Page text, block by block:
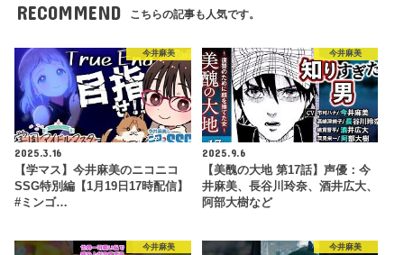
RECOMMEND こちらの記事も人気です。
今井麻美
2025.3.16
【学マス】今井麻美のニコニコ
SSG特別編【1月19日17時配信】
#ミンゴ…
今井麻美
2025.9.6
【美醜の大地 第17話】声優：今
井麻美、長谷川玲奈、酒井広大、
阿部大樹など
今井麻美 今井麻美